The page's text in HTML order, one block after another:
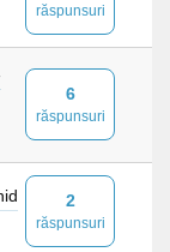
răspunsuri
6
răspunsuri
2
răspunsuri